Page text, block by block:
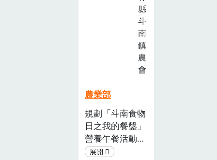
農教育課程編輯
並轉化為VR 以
及AR課程體驗
包，任何人皆不
受限時空限制，
只要透過一隻智
慧型手機就能以
虛擬互動的 方
式感受本次計畫
中各項食農課程
之精華。
教
育
推
廣
計
畫
徵
動
(已
縣
斗
南
鎮
農
會
農業部
規劃「斗南食物
日之我的餐盤」
營養午餐活動，
讓在地所有學生